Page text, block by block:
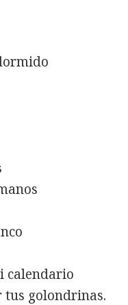
calendario
golondrinas.